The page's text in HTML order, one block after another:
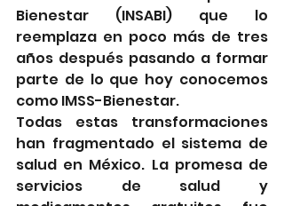
Bienestar (INSABI) que lo
reemplaza en poco más de tres
años después pasando a formar
parte de lo que hoy conocemos
como IMSS-Bienestar.
Todas estas transformaciones
han fragmentado el sistema de
salud en México. La promesa de
servicios de salud y